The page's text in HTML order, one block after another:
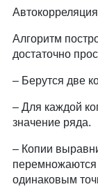
Автокорреляция
Алгоритм
достаточно
Берутся две
Для каждой
значение ряда.
Копии
перемножаются
одинаковым